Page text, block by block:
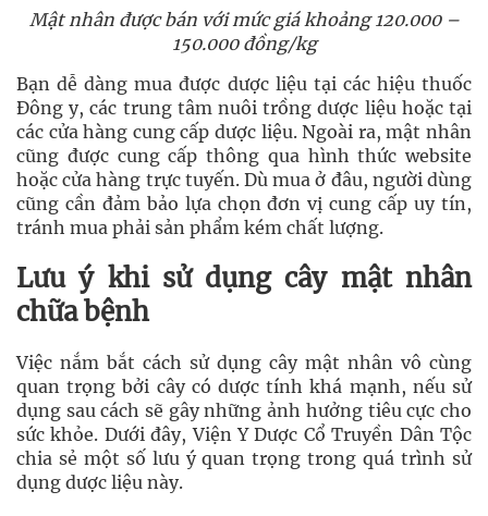
Mật nhân được bán với mức giá khoảng 120.000 –
150.000 đồng/kg
Bạn dễ dàng mua được dược liệu tại các hiệu thuốc
Đông y, các trung tâm nuôi trồng dược liệu hoặc tại
các cửa hàng cung cấp dược liệu. Ngoài ra, mật nhân
cũng được cung cấp thông qua hình thức website
hoặc cửa hàng trực tuyến. Dù mua ở đâu, người dùng
cũng cần đảm bảo lựa chọn đơn vị cung cấp uy tín,
tránh mua phải sản phẩm kém chất lượng.
Lưu ý khi sử dụng cây mật nhân
chữa bệnh
Việc nắm bắt cách sử dụng cây mật nhân vô cùng
quan trọng bởi cây có dược tính khá mạnh, nếu sử
dụng sau cách sẽ gây những ảnh hưởng tiêu cực cho
sức khỏe. Dưới đây, Viện Y Dược Cổ Truyền Dân Tộc
chia sẻ một số lưu ý quan trọng trong quá trình sử
dụng dược liệu này.